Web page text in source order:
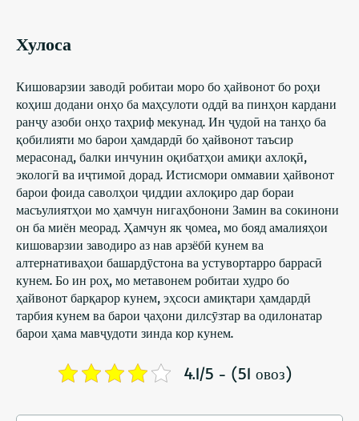
Хулоса
Кишоварзии заводӣ робитаи моро бо ҳайвонот бо роҳи
коҳиш додани онҳо ба маҳсулоти оддӣ ва пинҳон кардани
ранҷу азоби онҳо таҳриф мекунад. Ин ҷудоӣ на танҳо ба
қобилияти мо барои ҳамдардӣ бо ҳайвонот таъсир
мерасонад, балки инчунин оқибатҳои амиқи ахлоқӣ,
экологӣ ва иҷтимоӣ дорад. Истисмори оммавии ҳайвонот
барои фоида саволҳои ҷиддии ахлоқиро дар бораи
масъулиятҳои мо ҳамчун нигаҳбонони Замин ва сокинони
он ба миён меорад. Ҳамчун як ҷомеа, мо бояд амалияҳои
кишоварзии заводиро аз нав арзёбӣ кунем ва
алтернативаҳои башардӯстона ва устувортарро баррасӣ
кунем. Бо ин роҳ, мо метавонем робитаи худро бо
ҳайвонот барқарор кунем, эҳсоси амиқтари ҳамдардӣ
тарбия кунем ва барои ҷаҳони дилсӯзтар ва одилонатар
барои ҳама мавҷудоти зинда кор кунем.
4.1/5 - (51 овоз)